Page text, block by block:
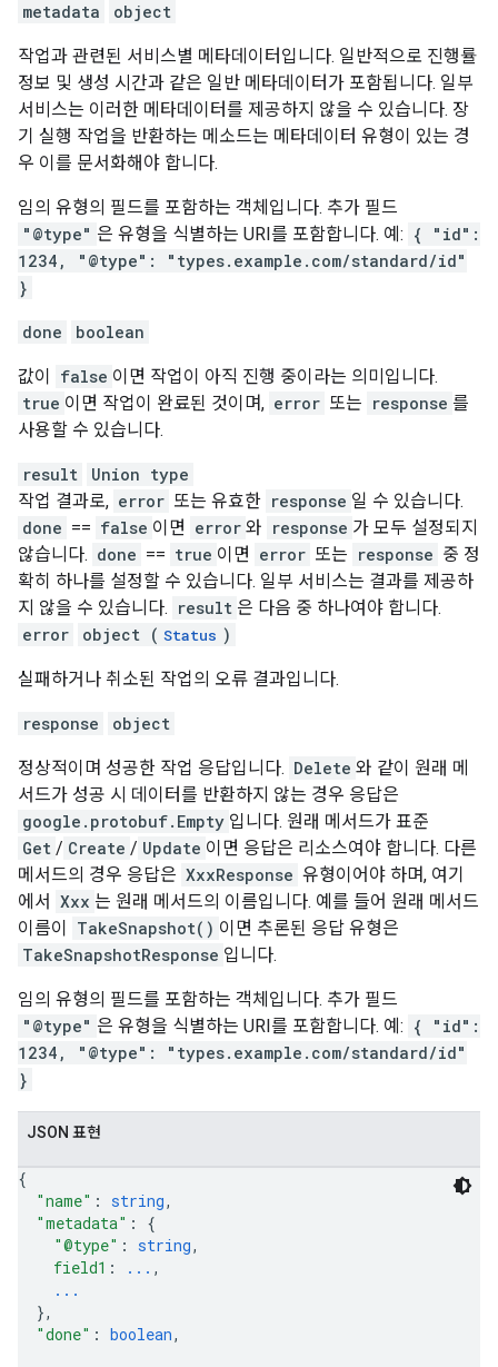
metadata object
작업과 관련된 서비스별 메타데이터입니다. 일반적으로 진행률
정보 및 생성 시간과 같은 일반 메타데이터가 포함됩니다. 일부
서비스는 이러한 메타데이터를 제공하지 않을 수 있습니다. 장
기 실행 작업을 반환하는 메소드는 메타데이터 유형이 있는 경
우 이를 문서화해야 합니다.
임의 유형의 필드를 포함하는 객체입니다. 추가 필드
"@type" 은 유형을 식별하는 URI를 포함합니다. 예: { "id":
1234, "@type": "types.example.com/standard/id"
}
done boolean
값이 false 이면 작업이 아직 진행 중이라는 의미입니다.
true 이면 작업이 완료된 것이며, error 또는 response 를
사용할 수 있습니다.
result
Union type
작업 결과로, error 또는 유효한 response 일 수 있습니다.
done == false 이면 error 와 response 가 모두 설정되지
않습니다. done == true 이면 error 또는 response 중 정
확히 하나를 설정할 수 있습니다. 일부 서비스는 결과를 제공하
지 않을 수 있습니다. result 은 다음 중 하나여야 합니다.
error
object ( Status )
실패하거나 취소된 작업의 오류 결과입니다.
response object
정상적이며 성공한 작업 응답입니다. Delete 와 같이 원래 메
서드가 성공 시 데이터를 반환하지 않는 경우 응답은
google.protobuf.Empty 입니다. 원래 메서드가 표준
Get / Create / Update 이면 응답은 리소스여야 합니다. 다른
메서드의 경우 응답은 XxxResponse 유형이어야 하며, 여기
에서 Xxx 는 원래 메서드의 이름입니다. 예를 들어 원래 메서드
이름이
TakeSnapshot() 이면 추론된 응답 유형은
TakeSnapshotResponse 입니다.
임의 유형의 필드를 포함하는 객체입니다. 추가 필드
"@type" 은 유형을 식별하는 URI를 포함합니다. 예: { "id":
1234, "@type": "types.example.com/standard/id"
}
JSON 표현
{
"name" : string,
"metadata" : {
"@type" : string,
field1 : ... ,
...
},
"done" : boolean,